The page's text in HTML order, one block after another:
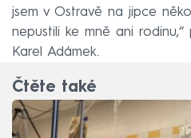
jsem v Ostravě na jipce
nepustili ke mně ani
Karel Adámek.
Čtěte také